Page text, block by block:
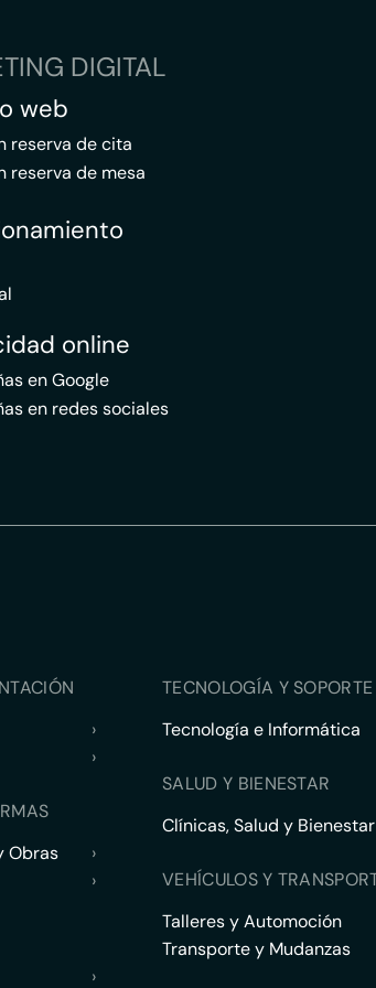
DIGITAL
web
reserva de cita
reserva de mesa
online
en Google
en redes sociales
›
›
Obras
›
›
›
TECNOLOGÍA Y
Tecnología e Informática
SALUD Y BIENESTAR
Clínicas, Salud y Bienestar
VEHÍCULOS Y
Talleres y Automoción
Transporte y Mudanzas